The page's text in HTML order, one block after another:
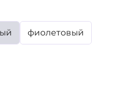
фиолетовый